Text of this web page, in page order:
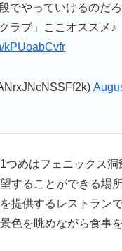
でやっていけるのだ
ラブ」ここオススメ♪
kPUoabCvfr
つめはフェニックス洞
することができる場
提供するレストラン
色を眺めながら食事